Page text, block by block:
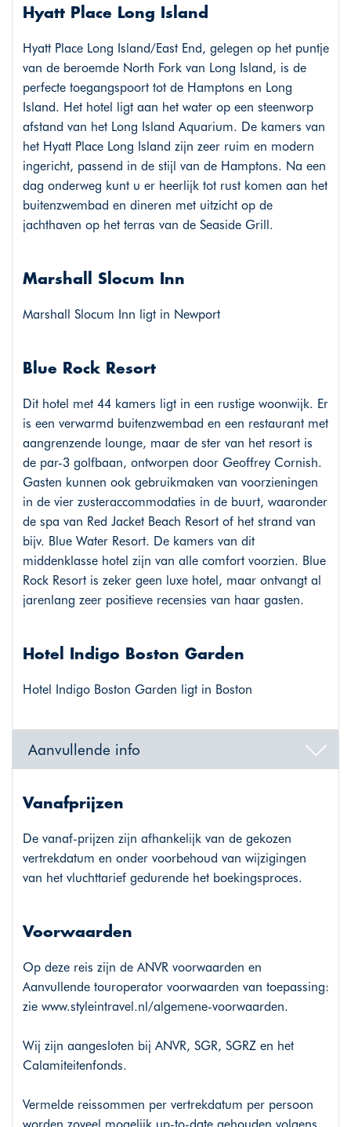
Hyatt Place Long Island
Hyatt Place Long Island/East End, gelegen op het puntje
van de beroemde North Fork van Long Island, is de
perfecte toegangspoort tot de Hamptons en Long
Island. Het hotel ligt aan het water op een steenworp
afstand van het Long Island Aquarium. De kamers van
het Hyatt Place Long Island zijn zeer ruim en modern
ingericht, passend in de stijl van de Hamptons. Na een
dag onderweg kunt u er heerlijk tot rust komen aan het
buitenzwembad en dineren met uitzicht op de
jachthaven op het terras van de Seaside Grill.
Marshall Slocum Inn
Marshall Slocum Inn ligt in Newport
Blue Rock Resort
Dit hotel met 44 kamers ligt in een rustige woonwijk. Er
is een verwarmd buitenzwembad en een restaurant met
aangrenzende lounge, maar de ster van het resort is
de par-3 golfbaan, ontworpen door Geoffrey Cornish.
Gasten kunnen ook gebruikmaken van voorzieningen
in de vier zusteraccommodaties in de buurt, waaronder
de spa van Red Jacket Beach Resort of het strand van
bijv. Blue Water Resort. De kamers van dit
middenklasse hotel zijn van alle comfort voorzien. Blue
Rock Resort is zeker geen luxe hotel, maar ontvangt al
jarenlang zeer positieve recensies van haar gasten.
Hotel Indigo Boston Garden
Hotel Indigo Boston Garden ligt in Boston
Aanvullende info
Vanafprijzen
De vanaf-prijzen zijn afhankelijk van de gekozen
vertrekdatum en onder voorbehoud van wijzigingen
van het vluchttarief gedurende het boekingsproces.
Voorwaarden
Op deze reis zijn de ANVR voorwaarden en
Aanvullende touroperator voorwaarden van toepassing:
zie www.styleintravel.nl/algemene-voorwaarden.
Wij zijn aangesloten bij ANVR, SGR, SGRZ en het
Calamiteitenfonds.
Vermelde reissommen per vertrekdatum per persoon
worden zoveel mogelijk up-to-date gehouden volgens